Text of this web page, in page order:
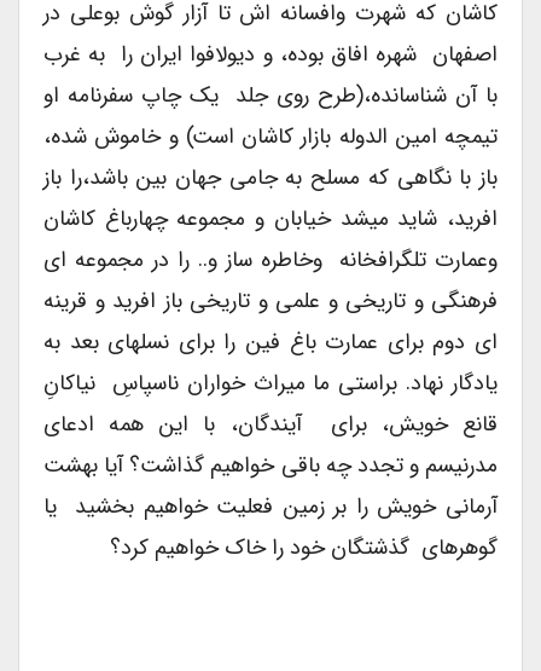
کاشان که شهرت وافسانه اش تا آزار گوش بوعلی در
اصفهان شهره افاق بوده، و دیولافوا ایران را به غرب
با آن شناسانده،(طرح روی جلد یک چاپ سفرنامه او
تیمچه امین الدوله بازار کاشان است) و خاموش شده،
باز با نگاهی که مسلح به جامی جهان بین باشد،را باز
افرید، شاید میشد خیابان و مجموعه چهارباغ کاشان
وعمارت تلگرافخانه وخاطره ساز و.. را در مجموعه ای
فرهنگی و تاریخی و علمی و تاریخی باز افرید و قرینه
ای دوم برای عمارت باغ فین را برای نسلهای بعد به
یادگار نهاد. براستی ما میراث خواران ناسپاسِ نیاکانِ
قانع خویش، برای آیندگان، با این همه ادعای
مدرنیسم و تجدد چه باقی خواهیم گذاشت؟ آیا بهشت
آرمانی خویش را بر زمین فعلیت خواهیم بخشید یا
گوهرهای گذشتگان خود را خاک خواهیم کرد؟